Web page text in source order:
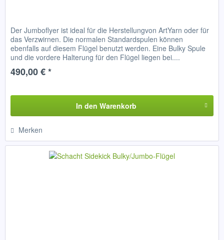
Der Jumboflyer ist ideal für die Herstellungvon ArtYarn oder für
das Verzwirnen. Die normalen Standardspulen können
ebenfalls auf diesem Flügel benutzt werden. Eine Bulky Spule
und die vordere Halterung für den Flügel liegen bei....
490,00 € *
In den Warenkorb
Merken